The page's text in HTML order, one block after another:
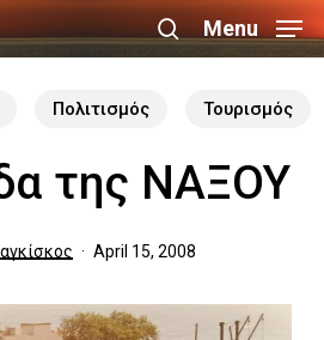
search
Menu
Πολιτισμός Τουρισμός
της ΝΑΞΟΥ
April 15, 2008
Menu